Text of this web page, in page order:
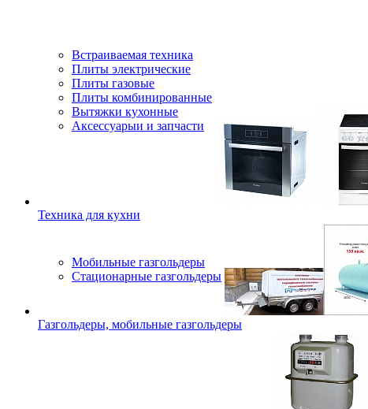
Встраиваемая техника
Плиты электрические
Плиты газовые
Плиты комбинированные
Вытяжки кухонные
Аксессуарыи и запчасти
Техника для кухни
Мобильные газгольдеры
Стационарные газгольдеры
Газгольдеры, мобильные газгольдеры